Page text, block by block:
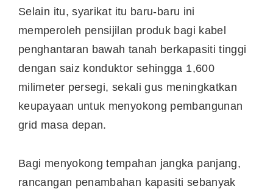
Selain itu, syarikat itu baru-baru ini
memperoleh pensijilan produk bagi kabel
penghantaran bawah tanah berkapasiti tinggi
dengan saiz konduktor sehingga 1,600
milimeter persegi, sekali gus meningkatkan
keupayaan untuk menyokong pembangunan
grid masa depan.
Bagi menyokong tempahan jangka panjang,
rancangan penambahan kapasiti sebanyak